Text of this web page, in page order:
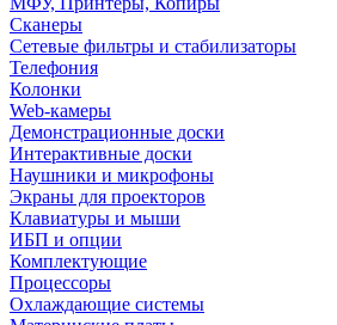
Сканеры
Сетевые фильтры и стабилизаторы
Телефония
Колонки
Web-камеры
Демонстрационные доски
Интерактивные доски
Наушники и микрофоны
Экраны для проекторов
Клавиатуры и мыши
ИБП и опции
Комплектующие
Процессоры
Охлаждающие системы